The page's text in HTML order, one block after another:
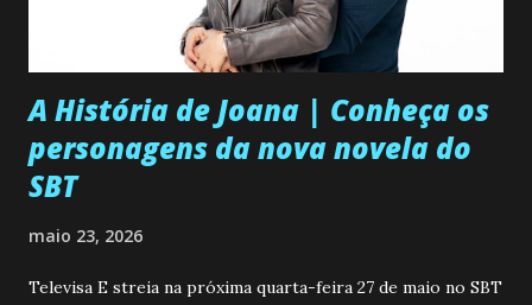
A História de Joana | Conheça os
personagens da nova novela do
SBT
maio 23, 2026
Televisa E streia na próxima quarta-feira 27 de maio no SBT